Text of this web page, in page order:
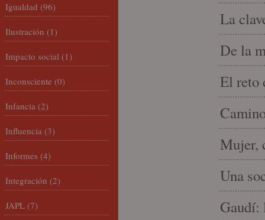
La
De la
El reto
Mujer,
Una
Gaudí:
Igualdad (96)
Ilustración (1)
Impacto social (1)
Inconsciente (0)
Infancia (2)
Influencia (3)
Informes (4)
Integración (2)
JAPL (7)